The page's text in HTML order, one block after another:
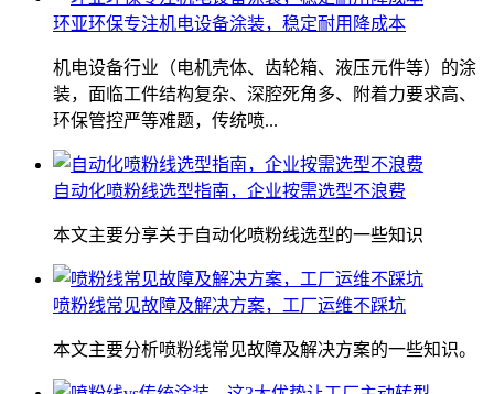
环亚环保专注机电设备涂装，稳定耐用降成本
机电设备行业（电机壳体、齿轮箱、液压元件等）的涂
装，面临工件结构复杂、深腔死角多、附着力要求高、
环保管控严等难题，传统喷...
自动化喷粉线选型指南，企业按需选型不浪费
本文主要分享关于自动化喷粉线选型的一些知识
喷粉线常见故障及解决方案，工厂运维不踩坑
本文主要分析喷粉线常见故障及解决方案的一些知识。